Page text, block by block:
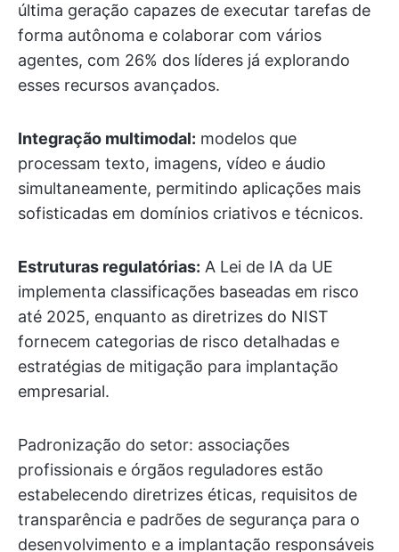
última geração capazes de executar tarefas de
forma autônoma e colaborar com vários
agentes, com 26% dos líderes já explorando
esses recursos avançados.
Integração multimodal: modelos que
processam texto, imagens, vídeo e áudio
simultaneamente, permitindo aplicações mais
sofisticadas em domínios criativos e técnicos.
Estruturas regulatórias: A Lei de IA da UE
implementa classificações baseadas em risco
até 2025, enquanto as diretrizes do NIST
fornecem categorias de risco detalhadas e
estratégias de mitigação para implantação
empresarial.
Padronização do setor: associações
profissionais e órgãos reguladores estão
estabelecendo diretrizes éticas, requisitos de
transparência e padrões de segurança para o
desenvolvimento e a implantação responsáveis